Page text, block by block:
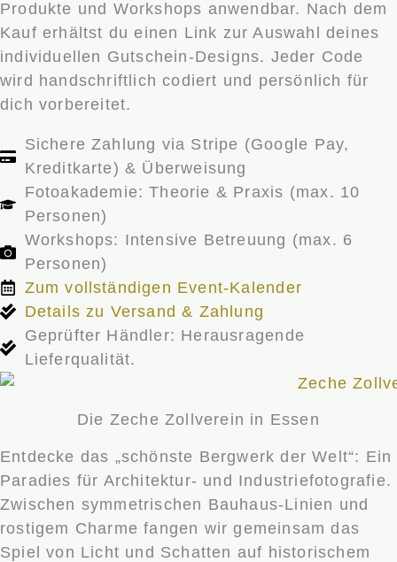
Produkte und Workshops anwendbar. Nach dem
Kauf erhältst du einen Link zur Auswahl deines
individuellen Gutschein-Designs. Jeder Code
wird handschriftlich codiert und persönlich für
dich vorbereitet.
Sichere Zahlung via Stripe (Google Pay,
Kreditkarte) & Überweisung
Fotoakademie: Theorie & Praxis (max. 10
Personen)
Workshops: Intensive Betreuung (max. 6
Personen)
Zum vollständigen Event-Kalender
Details zu Versand & Zahlung
Geprüfter Händler: Herausragende
Lieferqualität.
Die Zeche Zollverein in Essen
Entdecke das „schönste Bergwerk der Welt“: Ein
Paradies für Architektur- und Industriefotografie.
Zwischen symmetrischen Bauhaus-Linien und
rostigem Charme fangen wir gemeinsam das
Spiel von Licht und Schatten auf historischem